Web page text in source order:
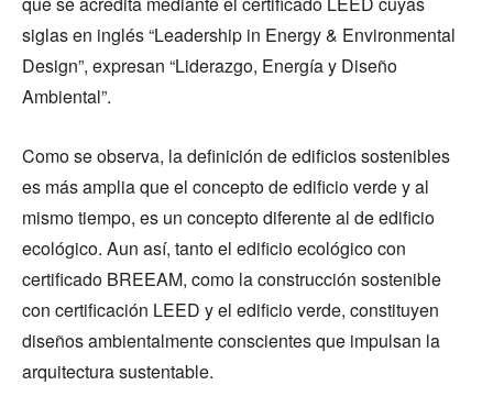
siglas en inglés “Leadership in Energy & Environmental
Design”, expresan “Liderazgo, Energía y Diseño
Ambiental”.
Como se observa, la definición de edificios sostenibles
es más amplia que el concepto de edificio verde y al
mismo tiempo, es un concepto diferente al de edificio
ecológico. Aun así, tanto el edificio ecológico con
certificado BREEAM, como la construcción sostenible
con certificación LEED y el edificio verde, constituyen
diseños ambientalmente conscientes que impulsan la
arquitectura sustentable.